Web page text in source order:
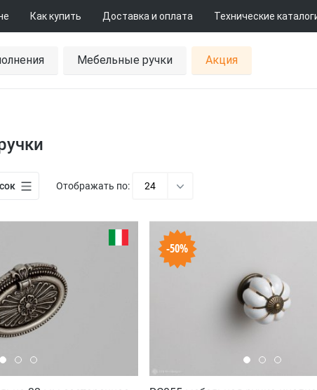
Как купить Доставка и оплата Технические
Мебельные ручки Акция
Отображать по: 24
-50%